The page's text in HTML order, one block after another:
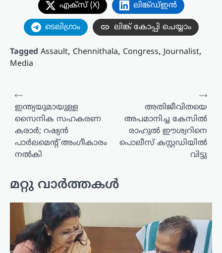
എക്സ് (X) ലിങ്ക്ഡ്ഇൻ
ടെലിഗ്രാം ലിങ്ക് കോപ്പി ചെയ്യാം
Tagged Assault, Chennithala, Congress, Journalist,
Media
പോസ്റ്റുകളിലൂടെ
⟵
ഇന്ത്യയുമായുള്ള
സൈനിക സഹകരണ
കരാർ; റഷ്യൻ
പാർലമെന്റ് അംഗീകാരം
നൽകി
അതിജീവിതയെ
അപമാനിച്ച കേസില്‍
രാഹുല്‍ ഈശ്വറിനെ
പൊലീസ് കസ്റ്റഡിയില്‍
വിട്ടു
⟶
മറ്റു വാർത്തകൾ